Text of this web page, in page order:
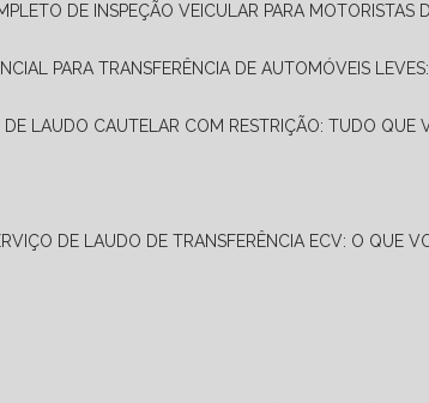
DE INSPEÇÃO VEICULAR PARA MOTORISTAS
PARA TRANSFERÊNCIA DE AUTOMÓVEIS
DE LAUDO CAUTELAR COM RESTRIÇÃO: TUDO QUE
DE LAUDO DE TRANSFERÊNCIA ECV: O QUE